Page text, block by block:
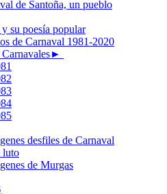
de Santoña, un pueblo
y su poesía popular
de Carnaval 1981-2020
desfiles de Carnaval
luto
de Murgas